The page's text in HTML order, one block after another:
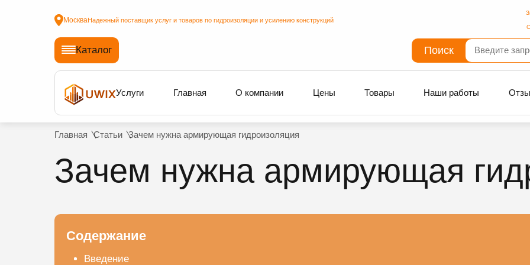
МоскваНадежный поставщик услуг и товаров по гидроизоляции и усилению конструкций
Каталог Поиск
Услуги Главная О компании Цены Товары Наши работы
Главная Статьи Зачем нужна армирующая гидроизоляция
Зачем нужна армирующая
Содержание
Введение